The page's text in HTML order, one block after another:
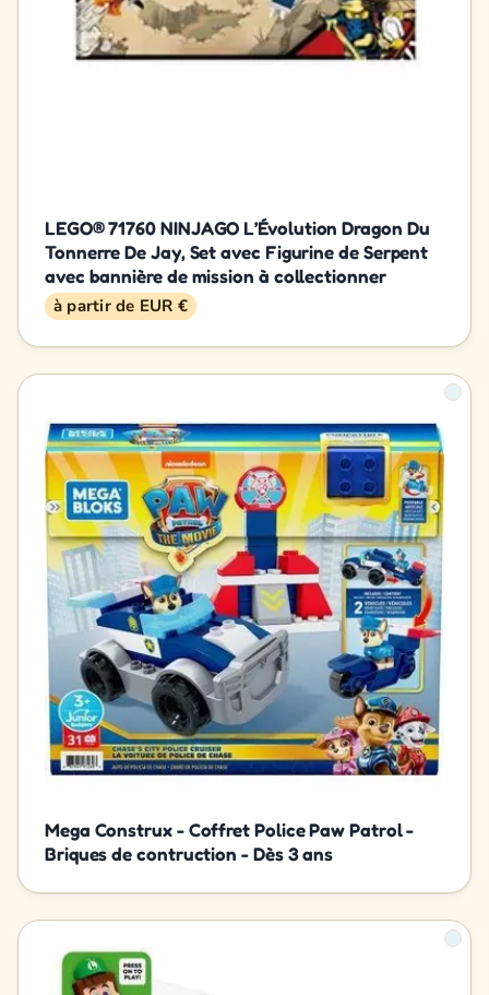
LEGO® 71760 NINJAGO L’Évolution Dragon Du
Tonnerre De Jay, Set avec Figurine de Serpent
avec bannière de mission à collectionner
à partir de EUR €
Mega Construx - Coffret Police Paw Patrol -
Briques de contruction - Dès 3 ans